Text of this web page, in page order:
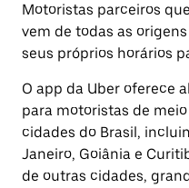
Motoristas parceiros
vem de todas as
seus próprios horários
O app da Uber oferece
para motoristas de
cidades do Brasil,
Janeiro, Goiânia e
de outras cidades,